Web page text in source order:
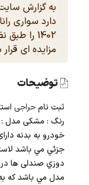
به گزارش
1402 را
مزایده ای
توضیحات
ثبت نامحراجی
رنگ : مشکی مدل : 1402 (زیر قیمت بازار)
خودرو به بدنه
دوزي صندلی ها